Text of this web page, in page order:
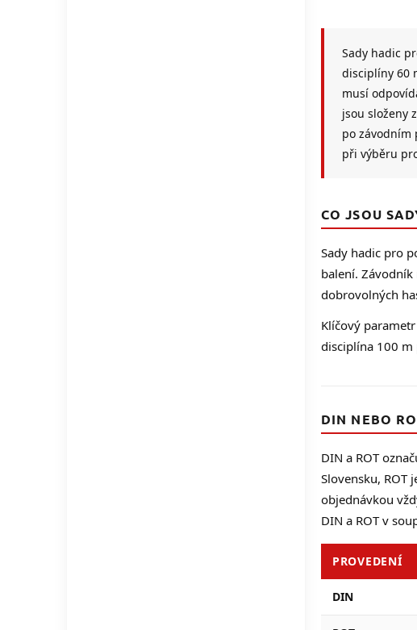
Sady hadic
disciplíny 60
musí
jsou složeny
po závodním
při výběru
CO JSOU
Sady hadic pro
balení.
dobrovolných
Klíčový
disciplína 100
DIN NEBO
DIN a ROT
Slovensku, ROT
objednávkou
DIN a ROT v
PROVEDENÍ
DIN